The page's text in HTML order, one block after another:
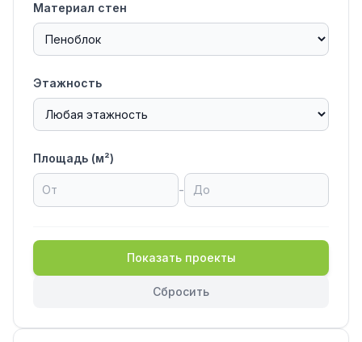
Материал стен
Этажность
Площадь (м²)
-
Показать проекты
Сбросить